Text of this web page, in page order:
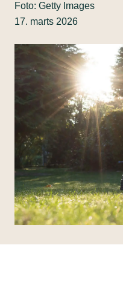
Foto: Getty Images
17. marts 2026